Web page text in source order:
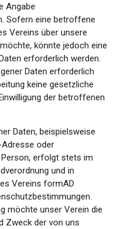
Angabe
Sofern eine betroffene
Vereins über unsere
könnte jedoch eine
erforderlich werden.
Daten erforderlich
keine gesetzliche
der betroffenen
Daten, beispielsweise
oder
erfolgt stets im
und in
Vereins formAD
möchte unser Verein die
Zweck der von uns